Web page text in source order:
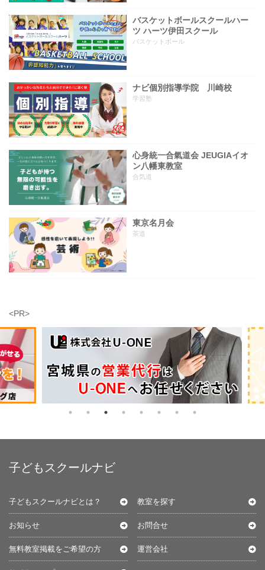
バスケットボールスクールハー
ツ ハーツ伊田スクール
バスケットボール
ナビ個別指導学院 川崎校
学習塾
心身統一合氣道会 JEUGIAイオ
ン八幡東教室
合気道
東京名月会
茶道
<PR>
子どもスクールナビ
子どもスクールナビとは？ 教室を探す
お知らせ お問合せ
無料教室掲載をご希望の方 運営会社